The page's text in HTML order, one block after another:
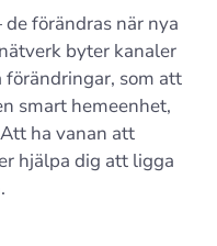
förändras när nya
byter kanaler
som att
smart hemeenhet,
ha vanan att
hjälpa dig att ligga